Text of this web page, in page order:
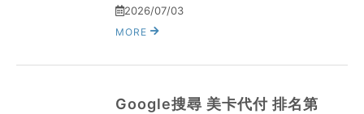
2026/07/03
MORE
Google搜尋 美卡代付 排名第